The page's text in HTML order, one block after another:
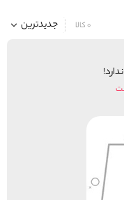
جدیدترین 0 کالا